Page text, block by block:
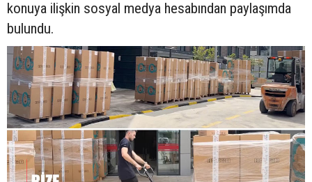
konuya ilişkin sosyal medya hesabından paylaşımda
bulundu.